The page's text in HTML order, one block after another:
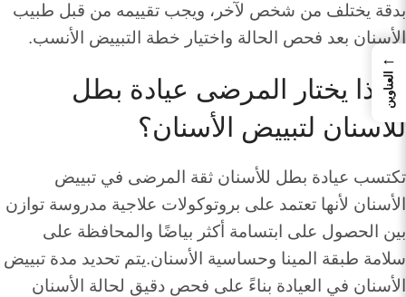
بدقة يختلف من شخص لآخر، ويجب تقييمه من قبل طبيب
الأسنان بعد فحص الحالة واختيار خطة التبييض الأنسب.
لماذا يختار المرضى عيادة بطل
للأسنان لتبييض الأسنان؟
تكتسب عيادة بطل للأسنان ثقة المرضى في تبييض
الأسنان لأنها تعتمد على بروتوكولات علاجية مدروسة توازن
بين الحصول على ابتسامة أكثر بياضًا والمحافظة على
سلامة طبقة المينا وحساسية الأسنان.يتم تحديد مدة تبييض
الأسنان في العيادة بناءً على فحص دقيق لحالة الأسنان
←
العناوين